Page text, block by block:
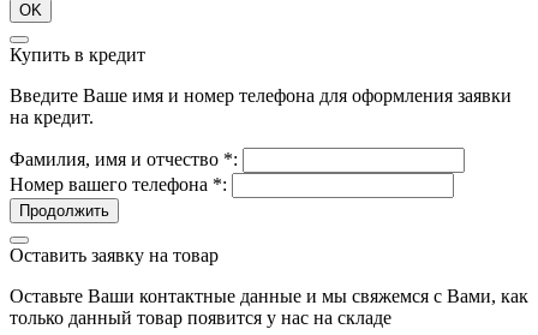
OK
Купить в кредит
Введите Ваше имя и номер телефона для оформления заявки
на кредит.
Фамилия, имя и отчество *:
Номер вашего телефона *:
Продолжить
Оставить заявку на товар
Оставьте Ваши контактные данные и мы свяжемся с Вами, как
только данный товар появится у нас на складе